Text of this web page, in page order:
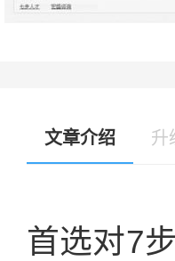
文章介绍 升
首选对7